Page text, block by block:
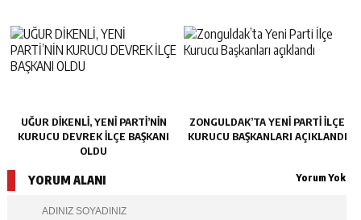
UĞUR DİKENLİ, YENİ PARTİ’NİN
KURUCU DEVREK İLÇE BAŞKANI
OLDU
ZONGULDAK’TA YENI PARTI İLÇE
KURUCU BAŞKANLARI AÇIKLANDI
YORUM ALANI Yorum Yok